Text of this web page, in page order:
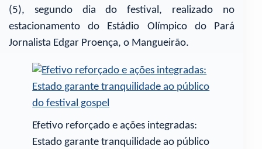
(5), segundo dia do festival, realizado no
estacionamento do Estádio Olímpico do Pará
Jornalista Edgar Proença, o Mangueirão.
Efetivo reforçado e ações integradas:
Estado garante tranquilidade ao público